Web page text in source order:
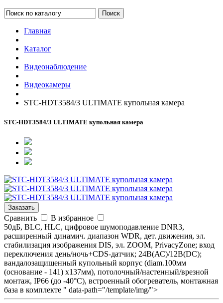
Поиск
Главная
Каталог
Видеонаблюдение
Видеокамеры
STC-HDT3584/3 ULTIMATE купольная камера
STC-HDT3584/3 ULTIMATE купольная камера
Заказать
Сравнить
В избранное
50дБ, BLC, HLC, цифровое шумоподавление DNR3,
расширенный динамич. диапазон WDR, дет. движения, эл.
стабилизация изображения DIS, эл. ZOOM, PrivacyZone; вход
переключения день/ночь+CDS-датчик; 24В(АС)/12В(DC);
вандалозащищенный купольный корпус (diam.100мм
(основание - 141) x137мм), потолочный/настенный/врезной
монтаж, IP66 (до -40°С), встроенный обогреватель, монтажная
база в комплекте " data-path="/template/img/">